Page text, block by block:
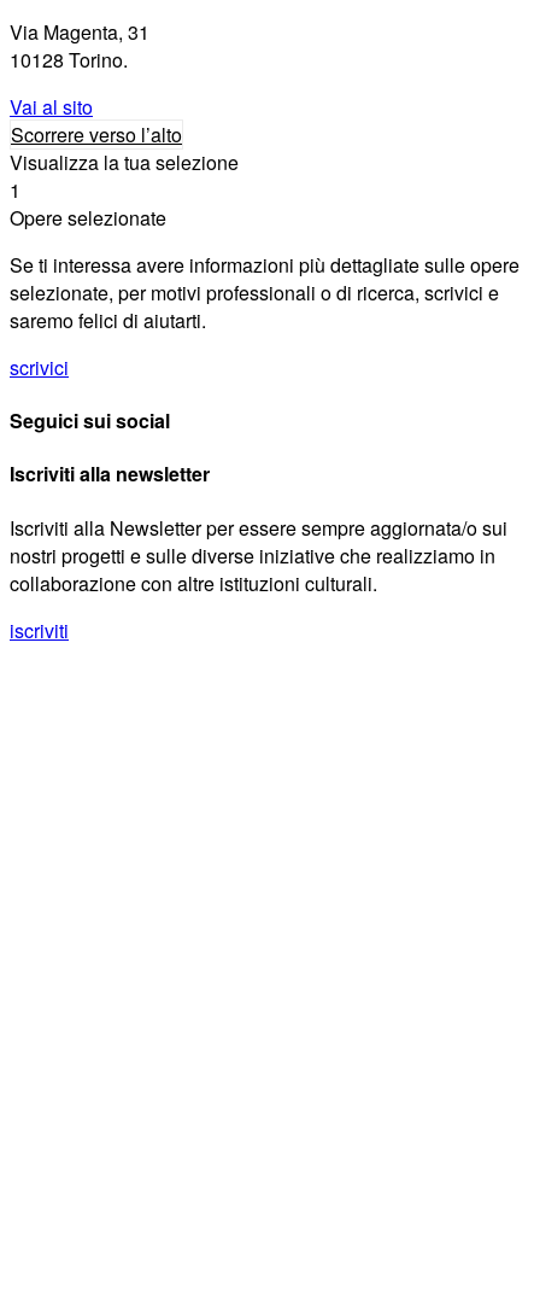
Via Magenta, 31
10128 Torino.
Vai al sito
Scorrere verso l’alto
Visualizza la tua selezione
1
Opere selezionate
Se ti interessa avere informazioni più dettagliate sulle opere
selezionate, per motivi professionali o di ricerca, scrivici e
saremo felici di aiutarti.
scrivici
Seguici sui social
Iscriviti alla newsletter
Iscriviti alla Newsletter per essere sempre aggiornata/o sui
nostri progetti e sulle diverse iniziative che realizziamo in
collaborazione con altre istituzioni culturali.
iscriviti